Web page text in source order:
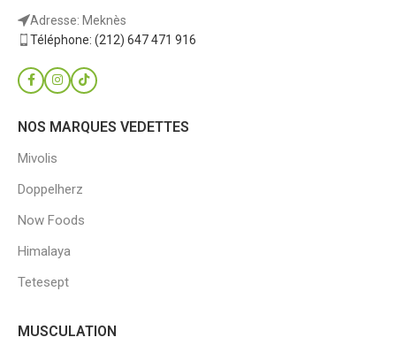
Adresse: Meknès
Téléphone: (212) 647 471 916
NOS MARQUES VEDETTES
Mivolis
Doppelherz
Now Foods
Himalaya
Tetesept
MUSCULATION